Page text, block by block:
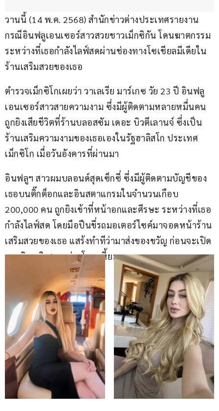
วานนี้ (14 พ.ค. 2568) สำนักข่าวต่างประเทศรายงาน
กรณีอินฟลูเอนเซอร์สาวสวยชาวเม็กซิกัน โดนฆาตกรรม
ระหว่างที่เธอกำลังไลฟ์สดผ่านช่องทางโซเชียลมีเดียใน
ร้านเสริมสวยของเธอ
ตำรวจเม็กซิโกเผยว่า วาเลเรีย มาร์เกซ วัย 23 ปี อินฟลู
เอนเซอร์สาวสายความงาม ซึ่งมีผู้ติดตามหลายหมื่นคน
ถูกยิงเสียชีวิตที่ร้านบลอสซัม เดอะ บิวตีเลานจ์ ซึ่งเป็น
ร้านเสริมความงามของเธอเองในรัฐฮาลิสโก ประเทศ
เม็กซิโก เมื่อวันอังคารที่ผ่านมา
อินฟลูฯ สาวผมบลอนด์สุดเซ็กซี่ ซึ่งมีผู้ติดตามบัญชีของ
เธอบนติ๊กต็อกและอินสตาแกรมในจำนวนเกือบ
200,000 คน ถูกยิงเข้าที่หน้าอกและศีรษะ ระหว่างที่เธอ
กำลังไลฟ์สด โดยมือปืนขี่รถมอเตอร์ไซค์มาจอดหน้าร้าน
เสริมสวยของเธอ แสร้งทำทีว่ามาส่งของขวัญ ก่อนจะเปิด
ฉากยิงหญิงสาวอย่างโหดเหี้ยม